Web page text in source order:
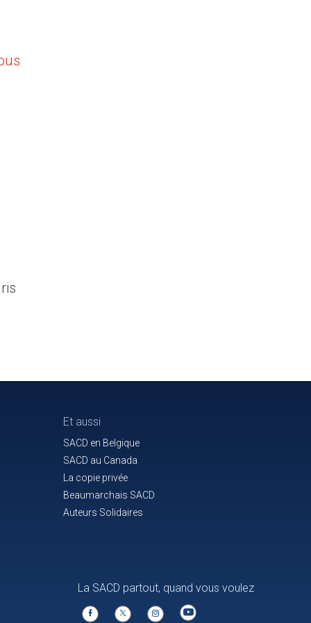
Et aussi
SACD en Belgique
SACD au Canada
La copie privée
Beaumarchais SACD
Auteurs Solidaires
La SACD partout, quand vous voulez